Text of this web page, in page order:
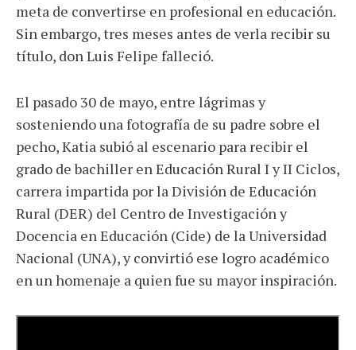
meta de convertirse en profesional en educación.
Sin embargo, tres meses antes de verla recibir su
título, don Luis Felipe falleció.
El pasado 30 de mayo, entre lágrimas y
sosteniendo una fotografía de su padre sobre el
pecho, Katia subió al escenario para recibir el
grado de bachiller en Educación Rural I y II Ciclos,
carrera impartida por la División de Educación
Rural (DER) del Centro de Investigación y
Docencia en Educación (Cide) de la Universidad
Nacional (UNA), y convirtió ese logro académico
en un homenaje a quien fue su mayor inspiración.